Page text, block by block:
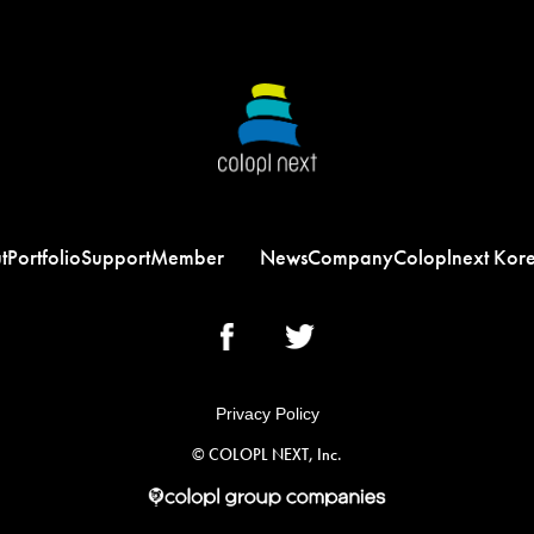
PortfolioSupportMember NewsCompanyColoplnext
Privacy Policy
©︎ COLOPL NEXT, Inc.